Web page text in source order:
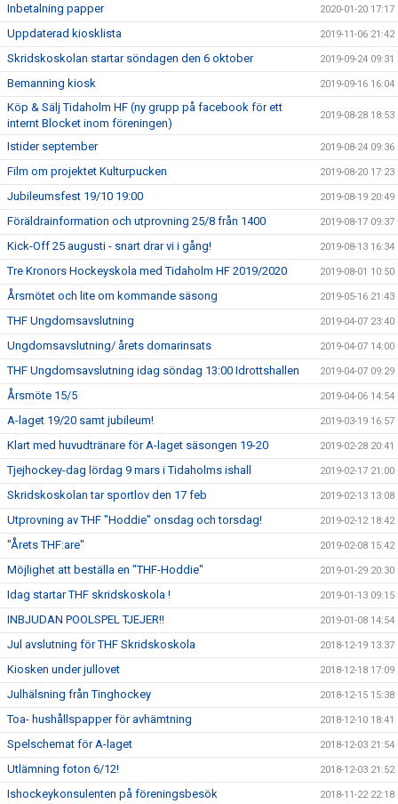
Inbetalning papper 2020-01-20 17:17
Uppdaterad kiosklista 2019-11-06 21:42
Skridskoskolan startar söndagen den 6 oktober 2019-09-24 09:31
Bemanning kiosk 2019-09-16 16:04
Köp & Sälj Tidaholm HF (ny grupp på facebook för ett
internt Blocket inom föreningen)
2019-08-28 18:53
Istider september 2019-08-24 09:36
Film om projektet Kulturpucken 2019-08-20 17:23
Jubileumsfest 19/10 19:00 2019-08-19 20:49
Föräldrainformation och utprovning 25/8 från 1400 2019-08-17 09:37
Kick-Off 25 augusti - snart drar vi i gång! 2019-08-13 16:34
Tre Kronors Hockeyskola med Tidaholm HF 2019/2020 2019-08-01 10:50
Årsmötet och lite om kommande säsong 2019-05-16 21:43
THF Ungdomsavslutning 2019-04-07 23:40
Ungdomsavslutning/ årets domarinsats 2019-04-07 14:00
THF Ungdomsavslutning idag söndag 13:00 Idrottshallen 2019-04-07 09:29
Årsmöte 15/5 2019-04-06 14:54
A-laget 19/20 samt jubileum! 2019-03-19 16:57
Klart med huvudtränare för A-laget säsongen 19-20 2019-02-28 20:41
Tjejhockey-dag lördag 9 mars i Tidaholms ishall 2019-02-17 21:00
Skridskoskolan tar sportlov den 17 feb 2019-02-13 13:08
Utprovning av THF "Hoddie" onsdag och torsdag! 2019-02-12 18:42
"Årets THF:are" 2019-02-08 15:42
Möjlighet att beställa en "THF-Hoddie" 2019-01-29 20:30
Idag startar THF skridskoskola ! 2019-01-13 09:15
INBJUDAN POOLSPEL TJEJER!! 2019-01-08 14:54
Jul avslutning för THF Skridskoskola 2018-12-19 13:37
Kiosken under jullovet 2018-12-18 17:09
Julhälsning från Tinghockey 2018-12-15 15:38
Toa- hushållspapper för avhämtning 2018-12-10 18:41
Spelschemat för A-laget 2018-12-03 21:54
Utlämning foton 6/12! 2018-12-03 21:52
Ishockeykonsulenten på föreningsbesök 2018-11-22 22:18